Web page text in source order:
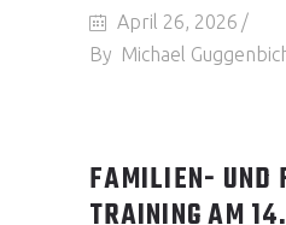
April 26, 2026
By Michael
FAMILIEN- UND